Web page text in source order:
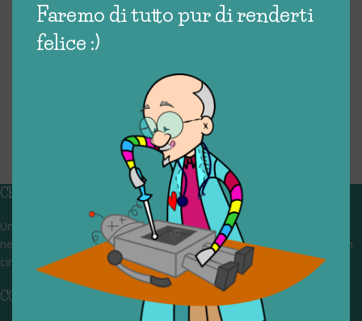
Faremo di tutto pur di renderti
felice :)
CHI SIAMO
Un gruppo di volontari che sognano di diventare un centro del riuso e
nel frattempo ricevono in dono giocattoli, li riparano e li reimmettono in
circolazione. Operiamo per un'economia civile, circolare e sostenibile.
CONTATTI